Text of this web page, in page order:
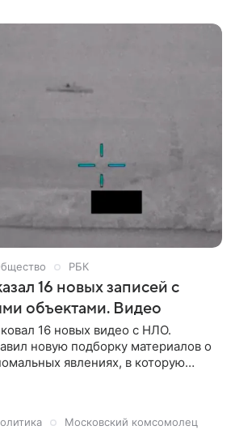
РБК
16 новых записей с
объектами. Видео
16 новых видео с НЛО.
новую подборку материалов о
явлениях, в которую
Московский комсомолец